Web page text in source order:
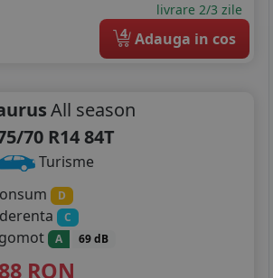
livrare 2/3 zile
4 Adauga in cos
All season
70 R14 84T
Turisme
D
C
A 69 dB
RON